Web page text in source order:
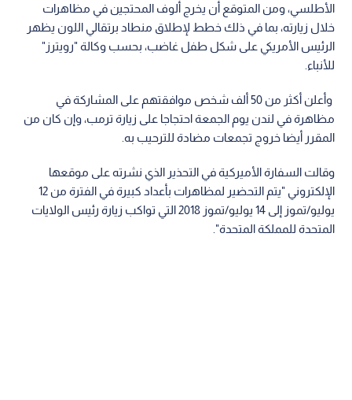
الأطلسي، ومن المتوقع أن يخرج ألوف المحتجين في مظاهرات
خلال زيارته، بما في ذلك خطط لإطلاق منطاد برتقالي اللون يظهر
الرئيس الأمريكي على شكل طفل غاضب، بحسب وكالة "رويترز"
للأنباء.
وأعلن أكثر من 50 ألف شخص موافقتهم على المشاركة في
مظاهرة في لندن يوم الجمعة احتجاجا على زيارة ترمب، وإن كان من
المقرر أيضا خروج تجمعات مضادة للترحيب به.
وقالت السفارة الأميركية في التحذير الذي نشرته على موقعها
الإلكتروني "يتم التحضير لمظاهرات بأعداد كبيرة في الفترة من 12
يوليو/تموز إلى 14 يوليو/تموز 2018 التي تواكب زيارة رئيس الولايات
المتحدة للمملكة المتحدة".